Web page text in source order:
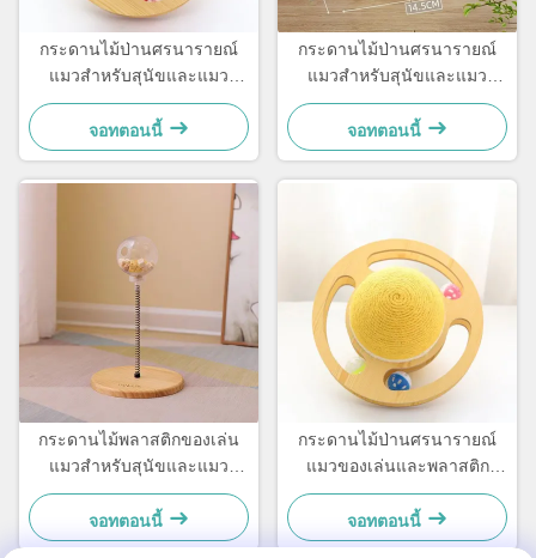
กระดานไม้ป่านศรนารายณ์
แมวสำหรับสุนัขและแมว
ขนาดเล็ก เรียบง่ายและใช้งาน
ได้จริง
จอทตอนนี้
กระดานไม้ป่านศรนารายณ์
แมวสำหรับสุนัขและแมว
ขนาดเล็ก เรียบง่ายและใช้งาน
ได้จริง
จอทตอนนี้
กระดานไม้พลาสติกของเล่น
แมวสำหรับสุนัขและแมว
ขนาดเล็ก เรียบง่ายและใช้งาน
ได้จริง
จอทตอนนี้
กระดานไม้ป่านศรนารายณ์
แมวของเล่นและพลาสติก
สำหรับสุนัขและแมวตัวเล็ก
เรียบง่ายและใช้งานได้จริง
จอทตอนนี้